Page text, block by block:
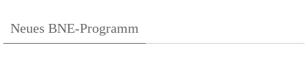
Neues BNE-Programm